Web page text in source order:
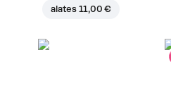
alates 11,00 €